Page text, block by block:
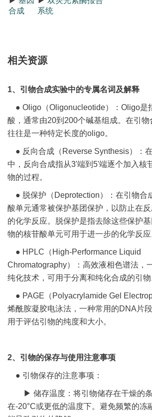
合成
系统
相关资源
1、引物合成实验中的专属名词及解释
● Oligo（Oligonucleotide）：Oligo是
酸，通常由20到200个碱基组成。在引物
往往是一种特定长度的oligo。
● 反向合成（Reverse Synthesis）：
中，反向合成指从3'端到5'端逐个加入核
物的过程。
● 脱保护（Deprotection）：在引物合
酸单元通常被保护基团保护，以防止在
的化学反应。脱保护是指去除这些保护基
物的核苷酸单元可用于进一步的化学反应
● HPLC（High-Performance Liquid
Chromatography）：高效液相色谱法，
纯化技术，可用于分离和纯化合成的引物
● PAGE（Polyacrylamide Gel
烯酰胺凝胶电泳法，一种常用的DNA片
用于评估引物的纯度和大小。
2、引物的保存与使用注意事项
● 引物保存的注意事项：
▶ 储存温度：将引物储存在干燥的条
在-20°C或更低的温度下。避免频繁的冻